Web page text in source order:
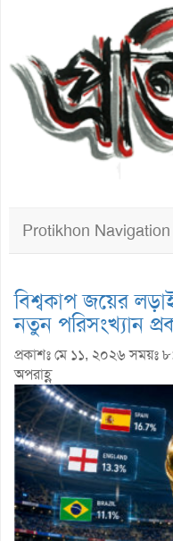
Protikhon Navigation
বিশ্বকাপ জয়ের
নতুন পরিসংখ্যান
প্রকাশঃ মে ১১, ২০২৬ সময়ঃ
অপরাহ্ণ